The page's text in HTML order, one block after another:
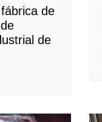
de
de